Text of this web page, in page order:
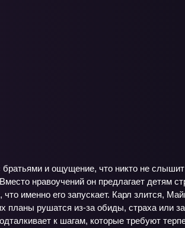
и ощущение, что никто не
нравоучений он предлагает детям
именно его запускает. Карл злится,
рушатся из‑за обиды, страха или
к шагам, которые требуют